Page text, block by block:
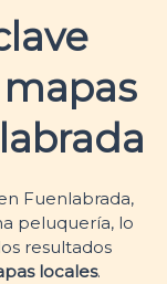
Fuenlabrada,
peluquería, lo
resultados
locales.